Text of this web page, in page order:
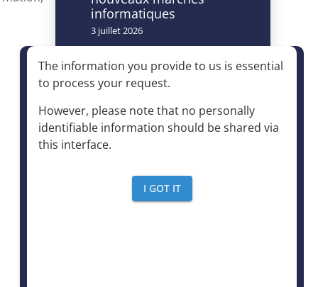
informatiques
3 juillet 2026
Caméras à lecture
automatisée de
plaques
d’immatriculation et
accès à la déchèterie :
un dispositif autorisé à
condition d’être
4 juin 2026
The information you provide to us is essential
to process your request.
However, please note that no personally
identifiable information should be shared via
this interface.
I GOT IT